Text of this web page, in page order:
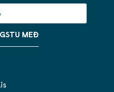
MEÐ